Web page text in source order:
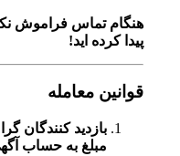
هنگام تماس فراموش نکنید
پیدا کرده اید!
قوانین معامله
بازدید کنندگان
مبلغ به حساب آگهی